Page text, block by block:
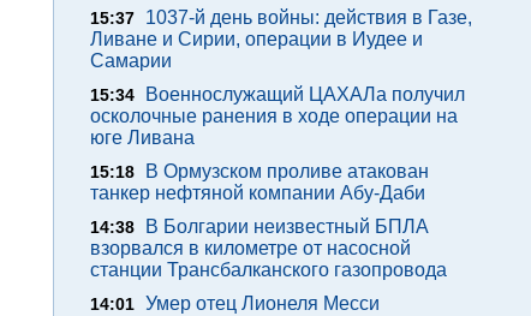
15:37
1037-й день войны: действия в Газе,
Ливане и Сирии, операции в Иудее и
Самарии
15:34
Военнослужащий ЦАХАЛа получил
осколочные ранения в ходе операции на
юге Ливана
15:18
В Ормузском проливе атакован
танкер нефтяной компании Абу-Даби
14:38
В Болгарии неизвестный БПЛА
взорвался в километре от насосной
станции Трансбалканского газопровода
14:01 Умер отец Лионеля Месси